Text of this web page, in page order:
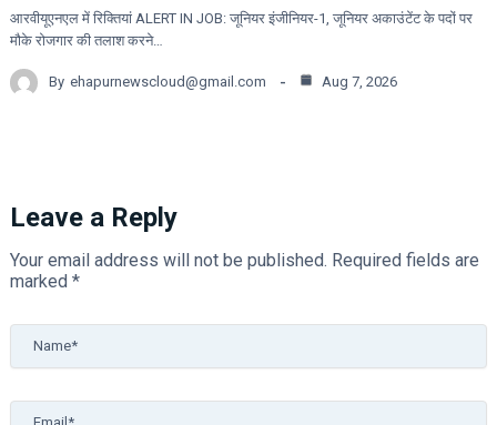
आरवीयूएनएल में रिक्तियां ALERT IN JOB: जूनियर इंजीनियर-1, जूनियर अकाउंटेंट के पदों पर
मौके रोजगार की तलाश करने…
By ehapurnewscloud@gmail.com Aug 7, 2026
Leave a Reply
Your email address will not be published. Required fields are
marked *
Name*
Email*